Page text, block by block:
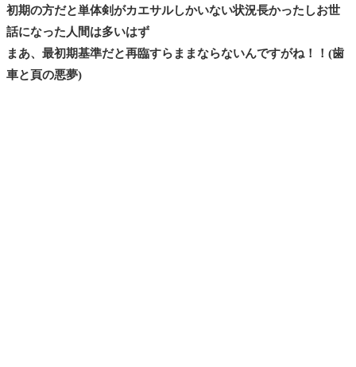
初期の方だと単体剣がカエサルしかいない状況長かったしお世
話になった人間は多いはず
まあ、最初期基準だと再臨すらままならないんですがね！！(歯
車と頁の悪夢)